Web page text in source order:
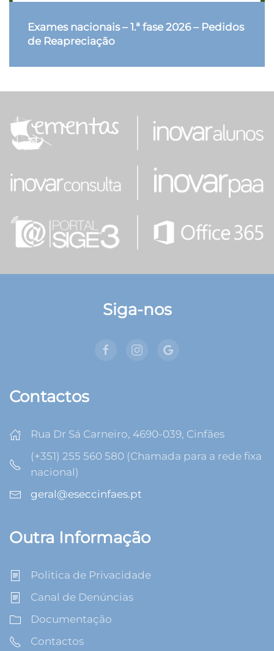
Exames nacionais – 1.ª fase 2026 – Pedidos
de Reapreciação
Siga-nos
Contactos
Rua Dr Sá Carneiro, 4690-039, Cinfães
(+351) 255 560 580 (Chamada para a rede fixa
nacional)
geral@eseccinfaes.pt
Outra Informação
Politica de Privacidade
Canal de Denúncias
Documentação
Contactos